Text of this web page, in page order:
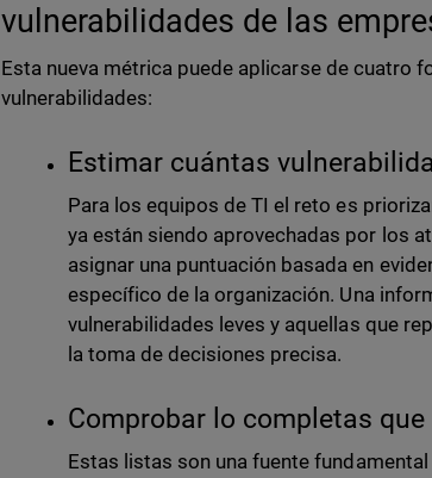
vulnerabilidades de las
Esta nueva métrica puede aplicarse de cuatro
vulnerabilidades:
Estimar cuántas
Para los equipos de TI el reto es
ya están siendo aprovechadas por los
asignar una puntuación basada en
específico de la organización. Una
vulnerabilidades leves y aquellas que
la toma de decisiones precisa.
Comprobar lo completas
Estas listas son una fuente